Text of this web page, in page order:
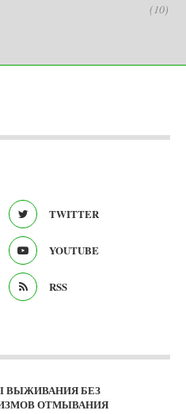
(10)
TWITTER
YOUTUBE
RSS
ВЫЖИВАНИЯ БЕЗ
ОТМЫВАНИЯ